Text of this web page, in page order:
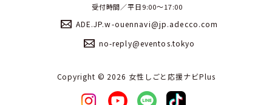
受付時間／平日9:00〜17:00
ADE.JP.w-ouennavi@jp.adecco.com
no-reply@eventos.tokyo
Copyright ©︎ 2026 女性しごと応援ナビPlus